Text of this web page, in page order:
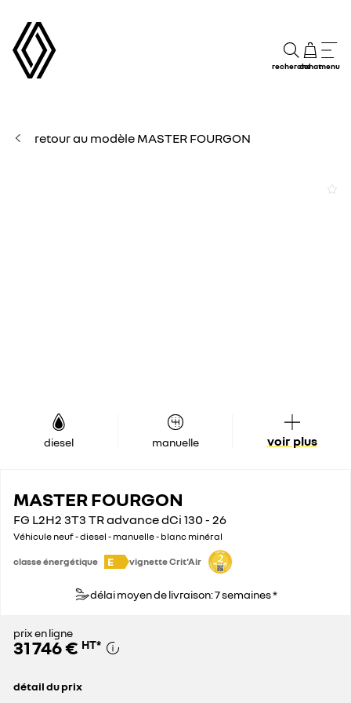
rechercheachatmenu
retour au modèle MASTER FOURGON
diesel manuelle voir plus
MASTER FOURGON
FG L2H2 3T3 TR advance dCi 130 - 26
Véhicule neuf - diesel - manuelle - blanc minéral
classe énergétique E vignette Crit'Air
délai moyen de livraison: 7 semaines *
prix en ligne
31 746 € HT*
détail du prix